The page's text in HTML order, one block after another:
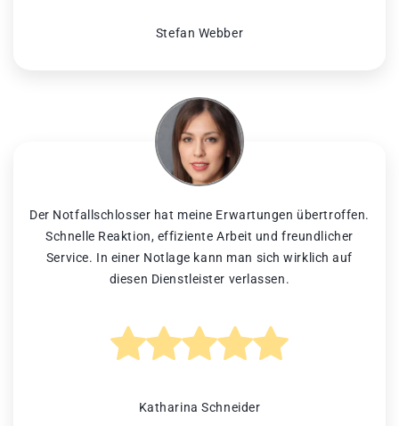
Stefan Webber
Der Notfallschlosser hat meine Erwartungen übertroffen.
Schnelle Reaktion, effiziente Arbeit und freundlicher
Service. In einer Notlage kann man sich wirklich auf
diesen Dienstleister verlassen.
Katharina Schneider